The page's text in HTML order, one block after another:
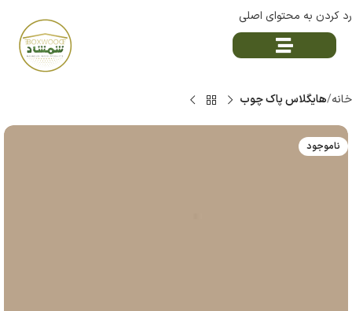
رد کردن به محتوای اصلی
خانه هایگلاس پاک چوب
ناموجود